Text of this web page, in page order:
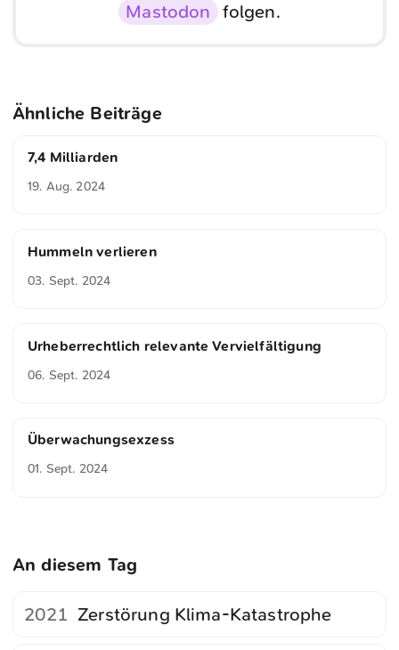
Mastodon folgen.
Ähnliche Beiträge
7,4 Milliarden
19. Aug. 2024
Hummeln verlieren
03. Sept. 2024
Urheberrechtlich relevante Vervielfältigung
06. Sept. 2024
Überwachungsexzess
01. Sept. 2024
An diesem Tag
2021 Zerstörung Klima-Katastrophe